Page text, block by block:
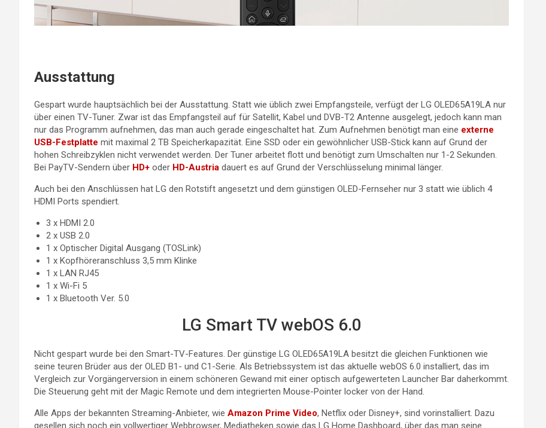
Ausstattung
Gespart wurde hauptsächlich bei der Ausstattung. Statt wie üblich zwei Empfangsteile, verfügt der LG OLED65A19LA nur
über einen TV-Tuner. Zwar ist das Empfangsteil auf für Satellit, Kabel und DVB-T2 Antenne ausgelegt, jedoch kann man
nur das Programm aufnehmen, das man auch gerade eingeschaltet hat. Zum Aufnehmen benötigt man eine externe
USB-Festplatte mit maximal 2 TB Speicherkapazität. Eine SSD oder ein gewöhnlicher USB-Stick kann auf Grund der
hohen Schreibzyklen nicht verwendet werden. Der Tuner arbeitet flott und benötigt zum Umschalten nur 1-2 Sekunden.
Bei PayTV-Sendern über HD+ oder HD-Austria dauert es auf Grund der Verschlüsselung minimal länger.
Auch bei den Anschlüssen hat LG den Rotstift angesetzt und dem günstigen OLED-Fernseher nur 3 statt wie üblich 4
HDMI Ports spendiert.
3 x HDMI 2.0
2 x USB 2.0
1 x Optischer Digital Ausgang (TOSLink)
1 x Kopfhöreranschluss 3,5 mm Klinke
1 x LAN RJ45
1 x Wi-Fi 5
1 x Bluetooth Ver. 5.0
LG Smart TV webOS 6.0
Nicht gespart wurde bei den Smart-TV-Features. Der günstige LG OLED65A19LA besitzt die gleichen Funktionen wie
seine teuren Brüder aus der OLED B1- und C1-Serie. Als Betriebssystem ist das aktuelle webOS 6.0 installiert, das im
Vergleich zur Vorgängerversion in einem schöneren Gewand mit einer optisch aufgewerteten Launcher Bar daherkommt.
Die Steuerung geht mit der Magic Remote und dem integrierten Mouse-Pointer locker von der Hand.
Alle Apps der bekannten Streaming-Anbieter, wie Amazon Prime Video, Netflix oder Disney+, sind vorinstalliert. Dazu
gesellen sich noch ein vollwertiger Webbrowser, Mediatheken sowie das LG Home Dashboard, über das man seine